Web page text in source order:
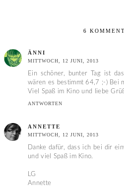
6
ÄNNI
MITTWOCH, 12 JUNI, 2013
Ein schöner, bunter Tag ist
wären es bestimmt 64,7 ;-) Bei
Viel Spaß im Kino und liebe
ANTWORTEN
ANNETTE
MITTWOCH, 12 JUNI, 2013
Danke dafür, dass ich bei dir
und viel Spaß im Kino.
LG
Annette